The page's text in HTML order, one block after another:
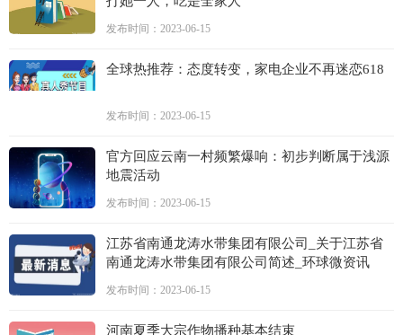
发布时间：2023-06-15
全球热推荐：态度转变，家电企业不再迷恋618
发布时间：2023-06-15
官方回应云南一村频繁爆响：初步判断属于浅源
地震活动
发布时间：2023-06-15
江苏省南通龙涛水带集团有限公司_关于江苏省
南通龙涛水带集团有限公司简述_环球微资讯
发布时间：2023-06-15
河南夏季大宗作物播种基本结束